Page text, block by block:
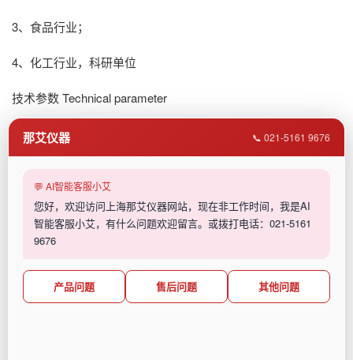
3、食品行业；
4、化工行业，科研单位
技术参数Technical parameter
材料：L304不锈钢
定 时：0-300S（可调）
电 源：220V/50HZ
功 率：300W
那艾仪器 📞 021-5161 9676
💬 AI智能客服小艾
您好，欢迎访问上海那艾仪器网站，现在非工作时间，我是AI
智能客服小艾，有什么问题欢迎留言。或拨打电话：021-5161
9676
产品问题 售后问题 其他问题